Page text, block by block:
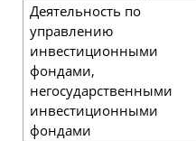
Деятельность по
управлению
инвестиционными
фондами,
негосударственными
инвестиционными
фондами